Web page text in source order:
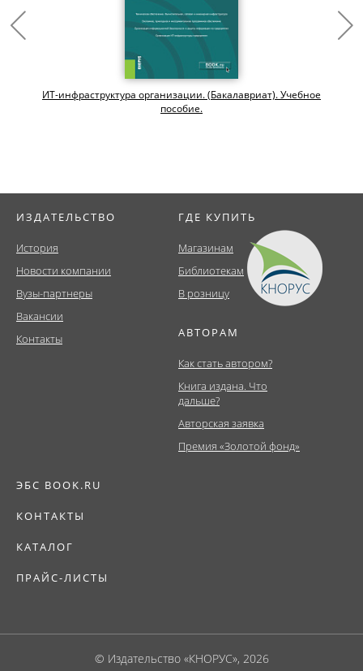
ИТ-инфраструктура организации. (Бакалавриат). Учебное
пособие.
ИЗДАТЕЛЬСТВО
История
Новости компании
Вузы-партнеры
Вакансии
Контакты
ГДЕ КУПИТЬ
Магазинам
Библиотекам
В розницу
АВТОРАМ
Как стать автором?
Книга издана. Что
дальше?
Авторская заявка
Премия «Золотой фонд»
ЭБС BOOK.RU
КОНТАКТЫ
КАТАЛОГ
ПРАЙС-ЛИСТЫ
© Издательство «КНОРУС», 2026